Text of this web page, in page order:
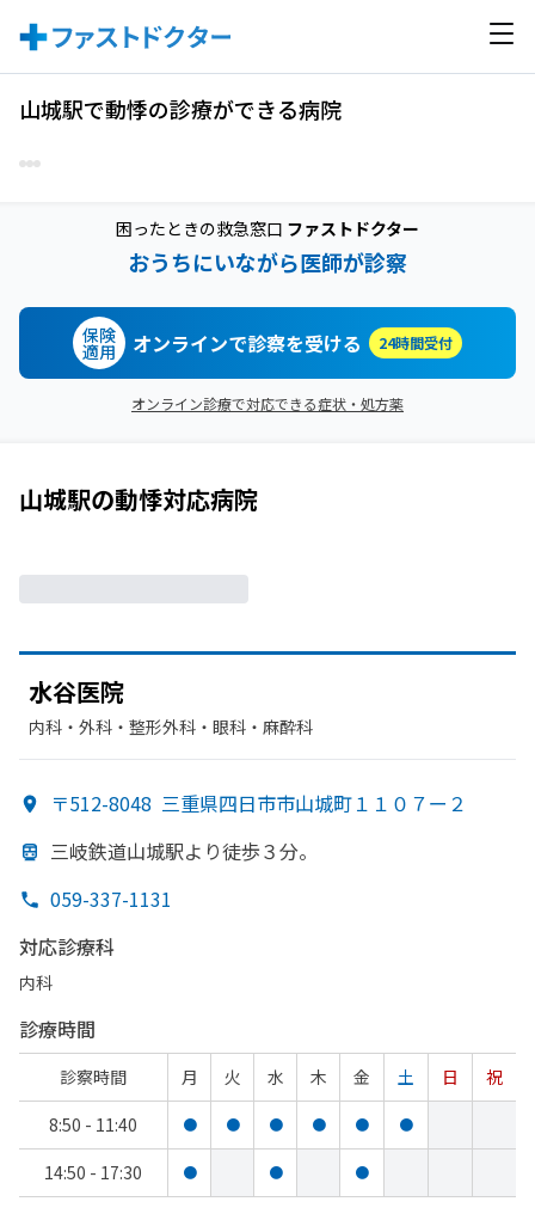
山城駅で動悸の診療ができる病院
困ったときの救急窓口 ファストドクター
おうちにいながら医師が診察
保険
適用 オンラインで診察を受ける 24時間受付
オンライン診療で対応できる症状・処方薬
山城駅の動悸対応病院
水谷医院
内科・​外科・​整形外科・​眼科・​麻酔科
〒512-8048 三重県四日市市山城町１１０７ー２
三岐鉄道山城駅より徒歩３分。
059-337-1131
対応診療科
内科
診療時間
診察時間 月 火 水 木 金 土 日
祝
8:50 - 11:40
● ● ● ● ● ●
14:50 - 17:30 ● ● ●